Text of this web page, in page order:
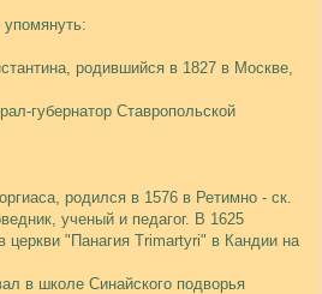
родившийся в 1827 в Москве,
губернатор Ставропольской
родился в 1576 в Ретимно - ск.
ученый и педагог. В 1625
церкви "Панагия Trimartyri" в Кандии на
в школе Синайского подворья